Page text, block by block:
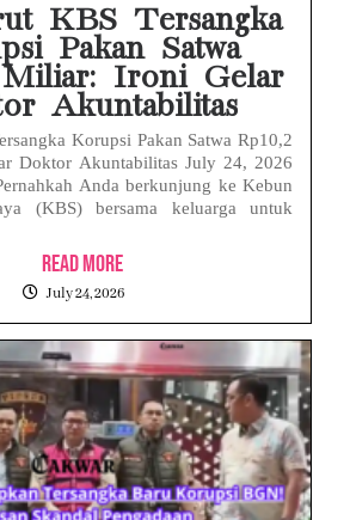
KBS Tersangka
Pakan Satwa
Ironi Gelar
Akuntabilitas
Korupsi Pakan Satwa Rp10,2
Doktor Akuntabilitas July 24, 2026
Anda berkunjung ke Kebun
(KBS) bersama keluarga untuk
Read More
July 24, 2026